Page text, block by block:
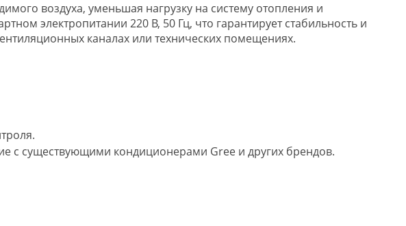
воздуха, уменьшая нагрузку на систему отопления и
электропитании 220 В, 50 Гц, что гарантирует стабильность и
каналах или технических помещениях.
с существующими кондиционерами Gree и других брендов.